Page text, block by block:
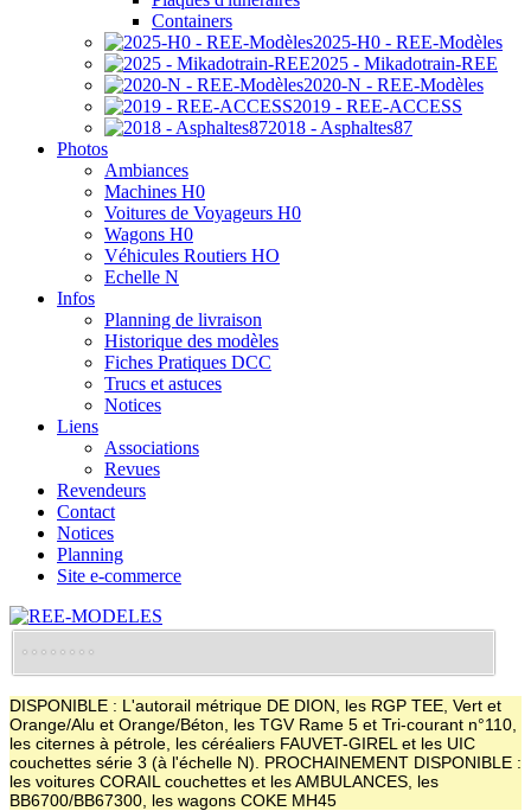
Containers
2025-H0 - REE-Modèles
2025 - Mikadotrain-REE
2020-N - REE-Modèles
2019 - REE-ACCESS
2018 - Asphaltes87
Photos
Ambiances
Machines H0
Voitures de Voyageurs H0
Wagons H0
Véhicules Routiers HO
Echelle N
Infos
Planning de livraison
Historique des modèles
Fiches Pratiques DCC
Trucs et astuces
Notices
Liens
Associations
Revues
Revendeurs
Contact
Notices
Planning
Site e-commerce
DISPONIBLE : L'autorail métrique DE DION, les RGP TEE, Vert et
Orange/Alu et Orange/Béton, les TGV Rame 5 et Tri-courant n°110,
les citernes à pétrole, les céréaliers FAUVET-GIREL et les UIC
couchettes série 3 (à l'échelle N). PROCHAINEMENT DISPONIBLE :
les voitures CORAIL couchettes et les AMBULANCES, les
BB6700/BB67300, les wagons COKE MH45